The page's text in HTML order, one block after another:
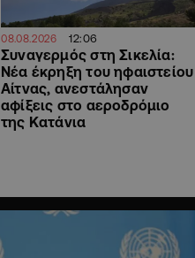
08.08.2026 12:06
Συναγερμός στη Σικελία:
Νέα έκρηξη του ηφαιστείου
Αίτνας, ανεστάλησαν
αφίξεις στο αεροδρόμιο
της Κατάνια